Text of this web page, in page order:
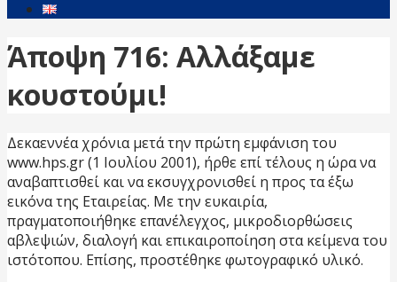
Άποψη 716: Αλλάξαμε
κουστούμι!
Δεκαεννέα χρόνια μετά την πρώτη εμφάνιση του
www.hps.gr (1 Ιουλίου 2001), ήρθε επί τέλους η ώρα να
αναβαπτισθεί και να εκσυγχρονισθεί η προς τα έξω
εικόνα της Εταιρείας. Με την ευκαιρία,
πραγματοποιήθηκε επανέλεγχος, μικροδιορθώσεις
αβλεψιών, διαλογή και επικαιροποίηση στα κείμενα του
ιστότοπου. Επίσης, προστέθηκε φωτογραφικό υλικό.